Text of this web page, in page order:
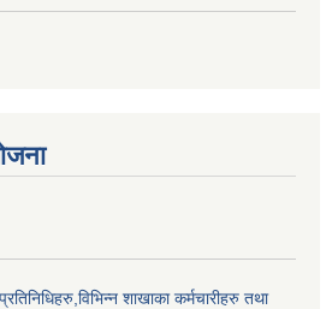
शाखाका कर्मचारीहरु तथा